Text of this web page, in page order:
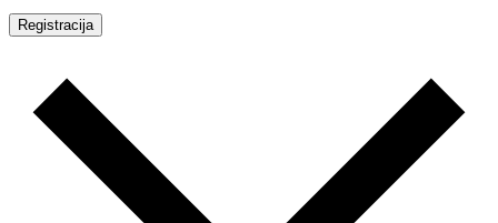
Registracija